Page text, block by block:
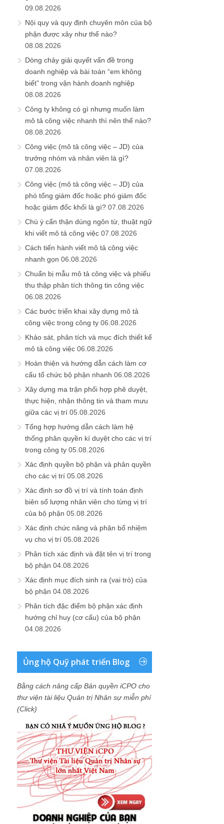
09.08.2026
Nội quy và quy định chuyên môn của bộ
phận được xây như thế nào?
08.08.2026
Dòng chảy giải quyết vấn đề trong
doanh nghiệp và bài toán “em không
biết” trong vận hành doanh nghiệp
08.08.2026
Công ty không có gì nhưng muốn làm
mô tả công việc nhanh thì nên thế nào?
08.08.2026
Công việc (mô tả công việc – JD) của
trưởng nhóm và nhân viên là gì?
07.08.2026
Công việc (mô tả công việc – JD) của
phó tổng giám đốc hoặc phó giám đốc
hoặc giám đốc khối là gì? 07.08.2026
Chú ý cẩn thận dùng ngôn từ, thuật ngữ
khi viết mô tả công việc 07.08.2026
Cách tiến hành viết mô tả công việc
nhanh gọn 06.08.2026
Chuẩn bị mẫu mô tả công việc và phiếu
thu thập phân tích thông tin công việc
06.08.2026
Các bước triển khai xây dựng mô tả
công việc trong công ty 06.08.2026
Khảo sát, phân tích và mục đích thiết kế
mô tả công việc 06.08.2026
Hoàn thiện và hướng dẫn cách làm cơ
cấu tổ chức bộ phận nhanh 06.08.2026
Xây dựng ma trận phối hợp phê duyệt,
thực hiện, nhận thông tin và tham mưu
giữa các vị trí 05.08.2026
Tổng hợp hướng dẫn cách làm hệ
thống phân quyền kí duyệt cho các vị trí
trong công ty 05.08.2026
Xác định quyền bộ phận và phân quyền
cho các vị trí 05.08.2026
Xác định sơ đồ vị trí và tính toán định
biên số lượng nhân viên cho từng vị trí
của bộ phận 05.08.2026
Xác định chức năng và phân bổ nhiệm
vụ cho vị trí 05.08.2026
Phân tích xác định và đặt tên vị trí trong
bộ phận 04.08.2026
Xác định mục đích sinh ra (vai trò) của
bộ phận 04.08.2026
Phân tích đặc điểm bộ phận xác định
hướng chỉ huy (cơ cấu) của bộ phận
04.08.2026
Ủng hộ Quỹ phát triển Blog
Bằng cách nâng cấp Bản quyền iCPO cho
thư viện tài liệu Quản trị Nhân sự miễn phí
(Click)